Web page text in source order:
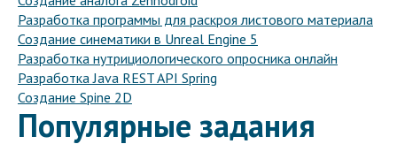
Разработка программы для раскроя листового материала
Создание синематики в Unreal Engine 5
Разработка нутрициологического опросника онлайн
Разработка Java REST API Spring
Создание Spine 2D
Популярные задания